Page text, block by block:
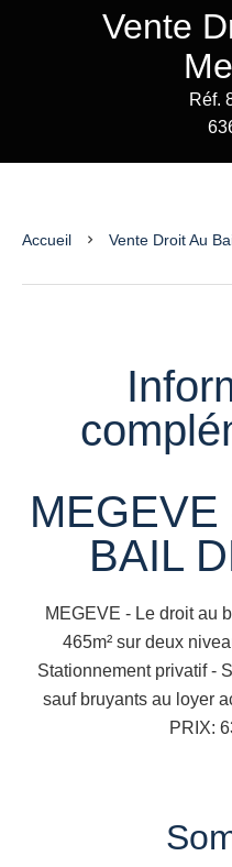
Vente
Réf.
Accueil Vente Droit Au
MEGEVE
BAIL
MEGEVE - Le droit au
465m² sur deux
Stationnement privatif -
sauf bruyants au loyer
PRIX: